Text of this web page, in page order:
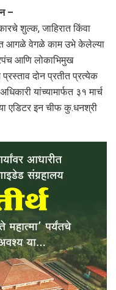
–
शुल्क, जाहिरात किंवा
आगळे वेगळे काम उभे केलेल्या
आणि लोकाभिमुख
दोन प्रतीत प्रत्येक
यांच्यामार्फत ३१ मार्च
एडिटर इन चीफ कु.धनश्री